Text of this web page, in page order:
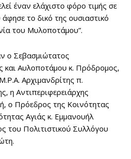
έναν ελάχιστο φόρο τιμής σε
το δικό της ουσιαστικό
του Μυλοποτάμου”.
ο Σεβασμιώτατος
και Αυλοποτάμου κ. Πρόδρομος,
Αρχιμανδρίτης π.
η Αντιπεριφερειάρχης
ο Πρόεδρος της Κοινότητας
Αγιάς κ. Εμμανουήλ
του Πολιτιστικού Συλλόγου